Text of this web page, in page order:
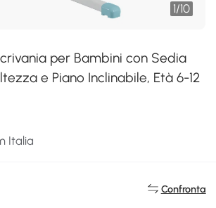
1/10
per Bambini con Sedia
e Piano Inclinabile, Età 6-12
Italia
Confronta